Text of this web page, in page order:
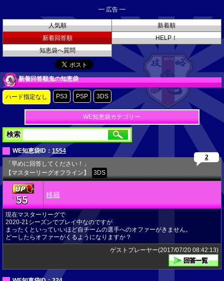
━ 広告 ━
人気順
新着順
新着回答順
HELP！
知恵袋へ質問
新着回答順鬼の知恵袋
ハード指定なし PS3 PSP 3DS
WE知恵袋カテゴリー
検索
WE知恵袋ID： 1554
「早めに回答してください！」
【マスターリーグオフライン】
3DS
2
★55 移籍
現在マスターリーグで
2020-21シーズンでプレイ中なのですが
まったくといっていいほど自チームの選手へのオファーがきません。
どーしたらオファーがくるようになりますか？
ゲストプレーヤー(2017/07/20 08:42:13)